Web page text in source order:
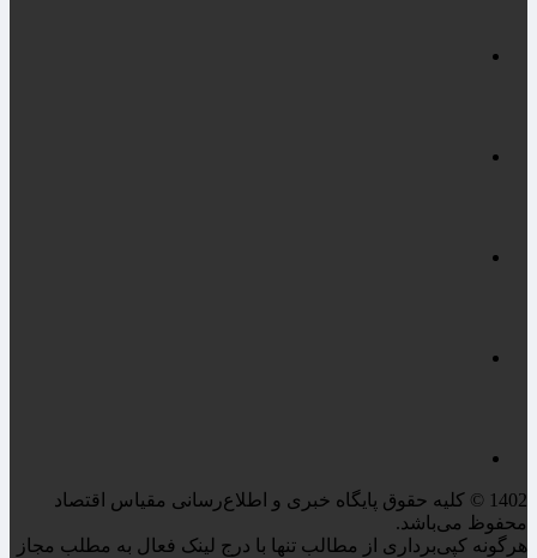
1402 © کلیه حقوق پایگاه خبری و اطلاع‌رسانی مقیاس اقتصاد
محفوظ می‌باشد.
هرگونه کپی‌برداری از مطالب تنها با درج لینک فعال به مطلب مجاز